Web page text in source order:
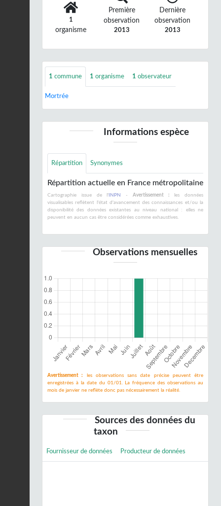
1
organisme
Première
observation
2013
Dernière
observation
2013
1 commune 1 organisme 1 observateur
Mortrée
Informations espèce
Répartition Synonymes
Répartition actuelle en France métropolitaine
Cartographie issue de l' INPN - Avertissement : les données
visualisables reflètent l'état d'avancement des connaissances et/ou la
disponibilité des données existantes au niveau national : elles ne
peuvent en aucun cas être considérées comme exhaustives.
Observations mensuelles
Avertissement :
les observations sans date précise peuvent être
enregistrées à la date du 01/01. La fréquence des observations au
mois de janvier ne reflète donc pas nécessairement la réalité.
Sources des données du
taxon
Fournisseur de données Producteur de données